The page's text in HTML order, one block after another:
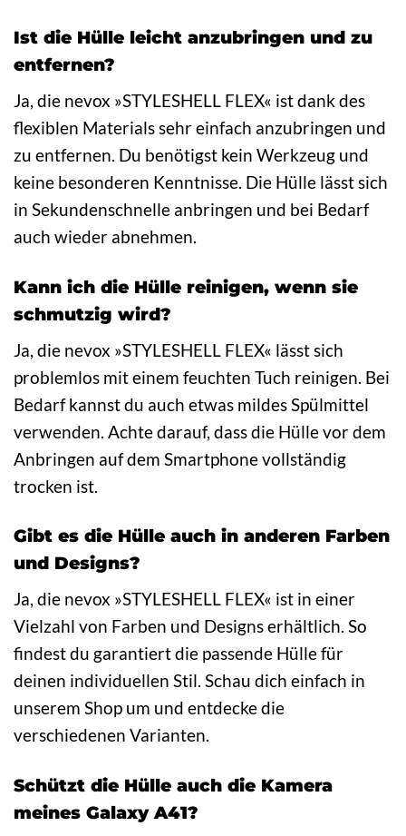
Ist die Hülle leicht anzubringen und zu
entfernen?
Ja, die nevox »STYLESHELL FLEX« ist dank des
flexiblen Materials sehr einfach anzubringen und
zu entfernen. Du benötigst kein Werkzeug und
keine besonderen Kenntnisse. Die Hülle lässt sich
in Sekundenschnelle anbringen und bei Bedarf
auch wieder abnehmen.
Kann ich die Hülle reinigen, wenn sie
schmutzig wird?
Ja, die nevox »STYLESHELL FLEX« lässt sich
problemlos mit einem feuchten Tuch reinigen. Bei
Bedarf kannst du auch etwas mildes Spülmittel
verwenden. Achte darauf, dass die Hülle vor dem
Anbringen auf dem Smartphone vollständig
trocken ist.
Gibt es die Hülle auch in anderen Farben
und Designs?
Ja, die nevox »STYLESHELL FLEX« ist in einer
Vielzahl von Farben und Designs erhältlich. So
findest du garantiert die passende Hülle für
deinen individuellen Stil. Schau dich einfach in
unserem Shop um und entdecke die
verschiedenen Varianten.
Schützt die Hülle auch die Kamera
meines Galaxy A41?